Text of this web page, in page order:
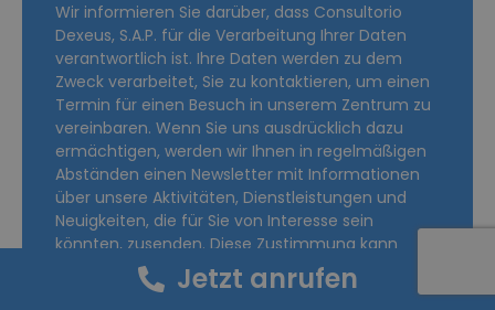
Wir informieren Sie darüber, dass Consultorio
Dexeus, S.A.P. für die Verarbeitung Ihrer Daten
verantwortlich ist. Ihre Daten werden zu dem
Zweck verarbeitet, Sie zu kontaktieren, um einen
Termin für einen Besuch in unserem Zentrum zu
vereinbaren. Wenn Sie uns ausdrücklich dazu
ermächtigen, werden wir Ihnen in regelmäßigen
Abständen einen Newsletter mit Informationen
über unsere Aktivitäten, Dienstleistungen und
Neuigkeiten, die für Sie von Interesse sein
könnten, zusenden. Diese Zustimmung kann
jederzeit widerrufen werden. Sie können jederzeit
Ihre Rechte auf Auskunft, Berichtigung, Löschung,
Jetzt anrufen